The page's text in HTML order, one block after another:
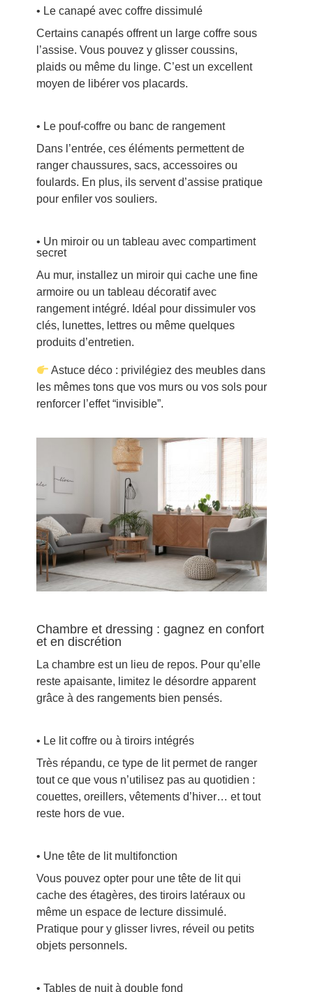
• Le canapé avec coffre dissimulé
Certains canapés offrent un large coffre sous
l’assise. Vous pouvez y glisser coussins,
plaids ou même du linge. C’est un excellent
moyen de libérer vos placards.
• Le pouf-coffre ou banc de rangement
Dans l’entrée, ces éléments permettent de
ranger chaussures, sacs, accessoires ou
foulards. En plus, ils servent d’assise pratique
pour enfiler vos souliers.
• Un miroir ou un tableau avec compartiment
secret
Au mur, installez un miroir qui cache une fine
armoire ou un tableau décoratif avec
rangement intégré. Idéal pour dissimuler vos
clés, lunettes, lettres ou même quelques
produits d’entretien.
Astuce déco : privilégiez des meubles dans
les mêmes tons que vos murs ou vos sols pour
renforcer l’effet “invisible”.
Chambre et dressing : gagnez en confort
et en discrétion
La chambre est un lieu de repos. Pour qu’elle
reste apaisante, limitez le désordre apparent
grâce à des rangements bien pensés.
• Le lit coffre ou à tiroirs intégrés
Très répandu, ce type de lit permet de ranger
tout ce que vous n’utilisez pas au quotidien :
couettes, oreillers, vêtements d’hiver… et tout
reste hors de vue.
• Une tête de lit multifonction
Vous pouvez opter pour une tête de lit qui
cache des étagères, des tiroirs latéraux ou
même un espace de lecture dissimulé.
Pratique pour y glisser livres, réveil ou petits
objets personnels.
• Tables de nuit à double fond